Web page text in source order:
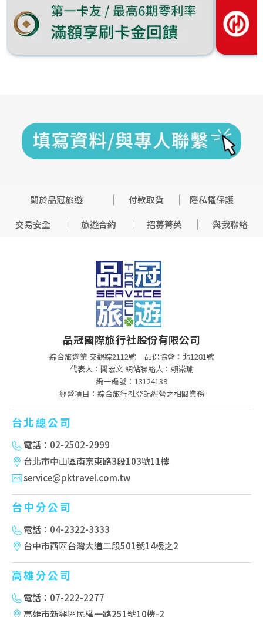
關於品冠旅遊 付款取貨
隱私權保護
交易安全
旅遊合約 招募菁英 與我聯絡
品冠國際旅行社股份有限公司
綜合旅遊業 交觀綜2112號
品保協會：北1281號
代表人：関宏文 網站聯絡人：賴崇瑜
編一編號：13124139
經營項目：綜合旅行社登記經營之相關業務
台北總公司
電話：02-2502-2999
台北市中山區南京東路3段103號11樓
service@pktravel.com.tw
台中分公司
電話：04-2322-3333
台中市西區台灣大道二段501號14樓之2
高雄分公司
電話：07-222-2277
高雄市新興區民權一路251號10樓-2